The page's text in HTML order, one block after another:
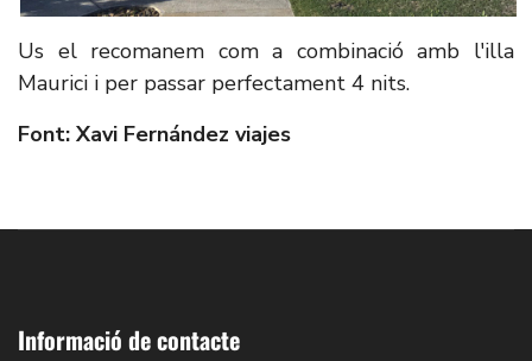
Us el recomanem com a combinació amb l'illa
Maurici i per passar perfectament 4 nits.
Font: Xavi Fernández viajes
Informació de contacte